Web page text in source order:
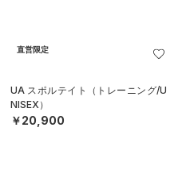
直営限定
UA スポルテイト（トレーニング/U
NISEX）
￥20,900